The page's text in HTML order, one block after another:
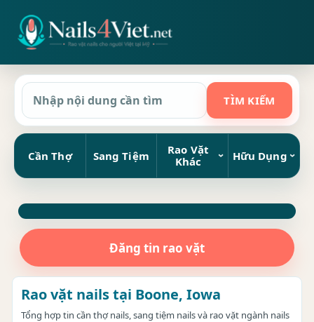
Cần Thợ Sang Tiệm
Rao Vặt
Khác
Hữu Dụng
Đăng tin rao vặt
Rao vặt nails tại Boone, Iowa
Tổng hợp tin cần thợ nails, sang tiệm nails và rao vặt ngành nails